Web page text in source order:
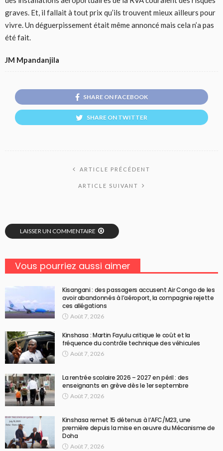
graves. Et, il fallait à tout prix qu’ils trouvent mieux ailleurs pour
vivre. Un déguerpissement était même annoncé mais cela n’a pas
été fait.
JM Mpandanjila
SHARE ON FACEBOOK
SHARE ON TWITTER
ARTICLE PRÉCÉDENT
ARTICLE SUIVANT
LAISSER UN COMMENTAIRE
Vous pourriez aussi aimer
Kisangani : des passagers accusent Air Congo de les
avoir abandonnés à l’aéroport, la compagnie rejette
ces allégations
Août 7, 2026
Kinshasa : Martin Fayulu critique le coût et la
fréquence du contrôle technique des véhicules
Août 7, 2026
La rentrée scolaire 2026 – 2027 en péril : des
enseignants en grève dès le 1er septembre
Août 7, 2026
Kinshasa remet 15 détenus à l’AFC/M23, une
première depuis la mise en œuvre du Mécanisme de
Doha
Août 7, 2026